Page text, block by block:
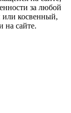
за любой
косвенный,
на сайте.